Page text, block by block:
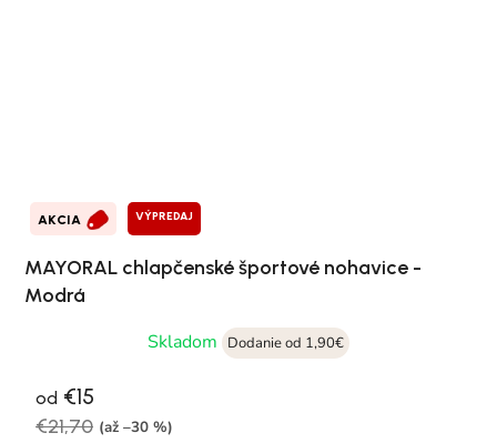
AKCIA VÝPREDAJ
MAYORAL chlapčenské športové nohavice -
Modrá
Skladom
Dodanie od 1,90€
od €15
€21,70 (až –30 %)